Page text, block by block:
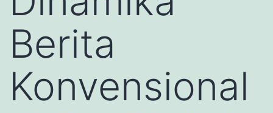
Berita
Konvensional